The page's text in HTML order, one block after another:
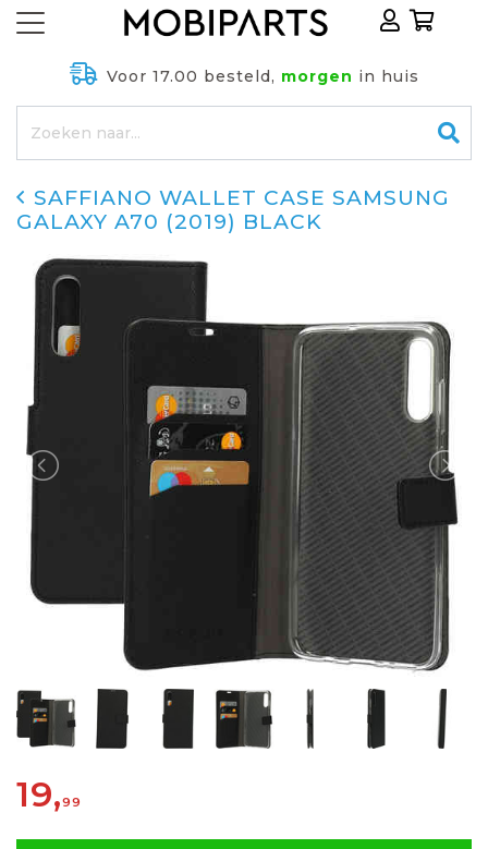
Voor 17.00 besteld, morgen in huis
SAFFIANO WALLET CASE SAMSUNG
GALAXY A70 (2019) BLACK
19,99